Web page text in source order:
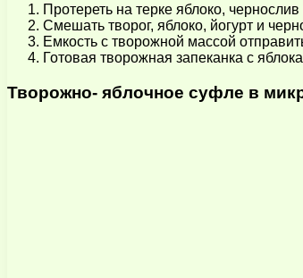
Протереть на терке яблоко,
Смешать творог, яблоко, йогурт и
Емкость с творожной массой
Готовая творожная запеканка с
Творожно- яблочное суфле в